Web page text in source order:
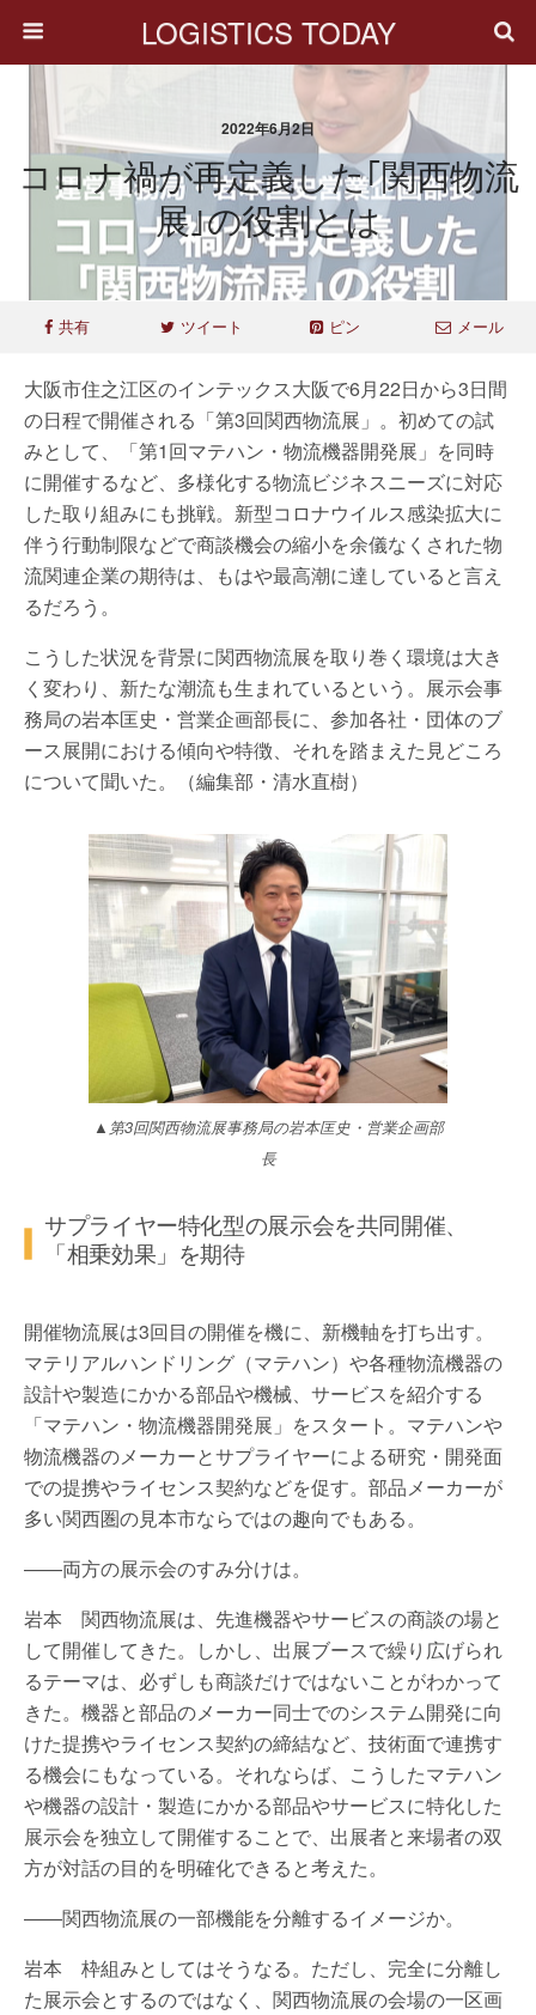
LOGISTICS TODAY
2022年6月2日
コロナ禍が再定義した｢関西物流
展｣の役割とは
共有 ツイート ピン メール
大阪市住之江区のインテックス大阪で6月22日から3日間
の日程で開催される「第3回関西物流展」。初めての試
みとして、「第1回マテハン・物流機器開発展」を同時
に開催するなど、多様化する物流ビジネスニーズに対応
した取り組みにも挑戦。新型コロナウイルス感染拡大に
伴う行動制限などで商談機会の縮小を余儀なくされた物
流関連企業の期待は、もはや最高潮に達していると言え
るだろう。
こうした状況を背景に関西物流展を取り巻く環境は大き
く変わり、新たな潮流も生まれているという。展示会事
務局の岩本匡史・営業企画部長に、参加各社・団体のブ
ース展開における傾向や特徴、それを踏まえた見どころ
について聞いた。（編集部・清水直樹）
▲第3回関西物流展事務局の岩本匡史・営業企画部
長
サプライヤー特化型の展示会を共同開催、
「相乗効果」を期待
開催物流展は3回目の開催を機に、新機軸を打ち出す。
マテリアルハンドリング（マテハン）や各種物流機器の
設計や製造にかかる部品や機械、サービスを紹介する
「マテハン・物流機器開発展」をスタート。マテハンや
物流機器のメーカーとサプライヤーによる研究・開発面
での提携やライセンス契約などを促す。部品メーカーが
多い関西圏の見本市ならではの趣向でもある。
――両方の展示会のすみ分けは。
岩本 関西物流展は、先進機器やサービスの商談の場と
して開催してきた。しかし、出展ブースで繰り広げられ
るテーマは、必ずしも商談だけではないことがわかって
きた。機器と部品のメーカー同士でのシステム開発に向
けた提携やライセンス契約の締結など、技術面で連携す
る機会にもなっている。それならば、こうしたマテハン
や機器の設計・製造にかかる部品やサービスに特化した
展示会を独立して開催することで、出展者と来場者の双
方が対話の目的を明確化できると考えた。
――関西物流展の一部機能を分離するイメージか。
岩本 枠組みとしてはそうなる。ただし、完全に分離し
た展示会とするのではなく、関西物流展の会場の一区画